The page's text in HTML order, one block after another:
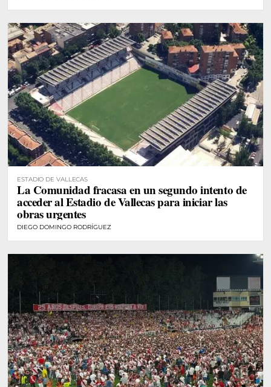
ESTADIO DE VALLECAS
La Comunidad fracasa en un segundo intento de
acceder al Estadio de Vallecas para iniciar las
obras urgentes
DIEGO DOMINGO RODRÍGUEZ